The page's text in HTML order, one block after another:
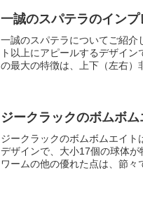
一誠のスパテラのインプ
一誠のスパテラについてご紹介
ト以上にアピールするデザイ
の最大の特徴は、上下（左右）
ジークラックのボムボ
ジークラックのボムボムエイ
デザインで、大小17個の球体
ワームの他の優れた点は、節